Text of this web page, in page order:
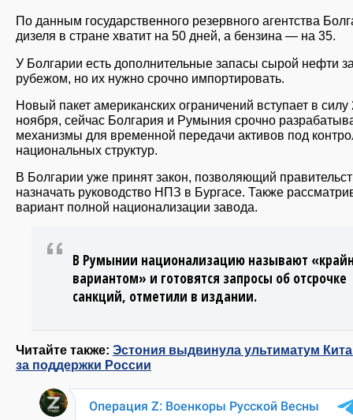
По данным государственного резервного агентства
дизеля в стране хватит на 50 дней, а бензина — на 35.
У Болгарии есть дополнительные запасы сырой нефти
рубежом, но их нужно срочно импортировать.
Новый пакет американских ограничений вступает в силу
ноября, сейчас Болгария и Румыния срочно
механизмы для временной передачи активов под
национальных структур.
В Болгарии уже принят закон, позволяющий
назначать руководство НПЗ в Бургасе. Также
вариант полной национализации завода.
В Румынии национализацию называют
вариантом» и готовятся запросы об отсрочке
санкций, отметили в издании.
Читайте также: Эстония выдвинула ультиматум
за поддержки России